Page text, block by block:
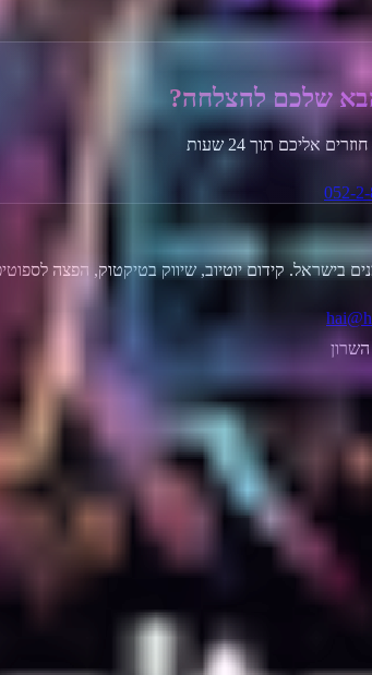
שלכם להצלחה?
אליכם תוך 24 שעות
052-
בישראל. קידום יוטיוב, שיווק בטיקטוק, הפצה